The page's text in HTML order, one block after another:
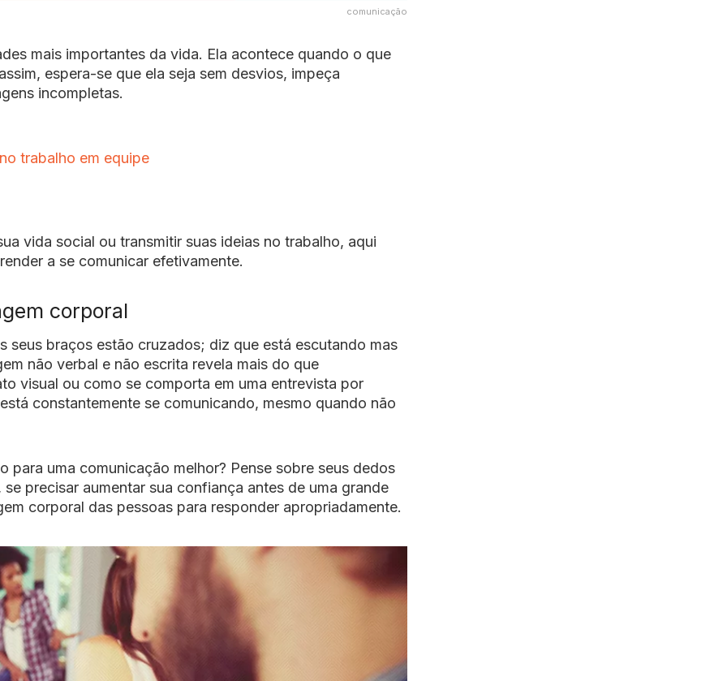
comunicação
mais importantes da vida. Ela acontece quando o que
espera-se que ela seja sem desvios, impeça
incompletas.
trabalho em equipe
vida social ou transmitir suas ideias no trabalho, aqui
a se comunicar efetivamente.
corporal
seus braços estão cruzados; diz que está escutando mas
não verbal e não escrita revela mais do que
visual ou como se comporta em uma entrevista por
constantemente se comunicando, mesmo quando não
para uma comunicação melhor? Pense sobre seus dedos
precisar aumentar sua confiança antes de uma grande
corporal das pessoas para responder apropriadamente.